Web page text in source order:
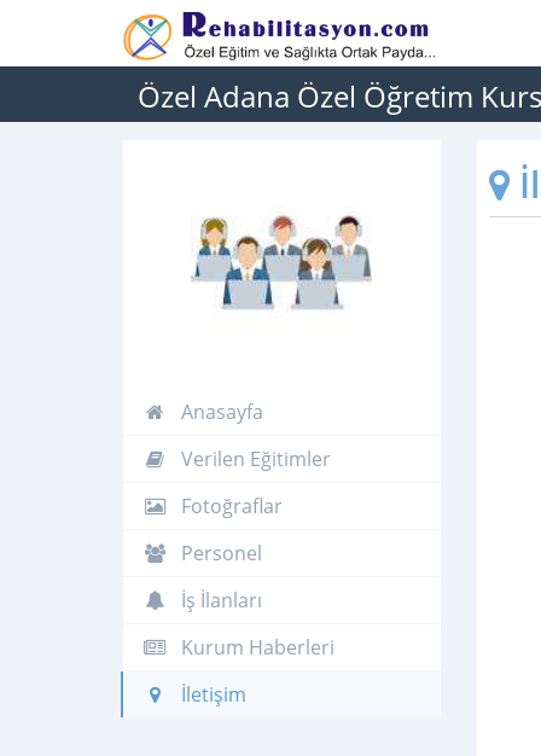
Özel Adana Özel Öğretim
Anasayfa
Verilen Eğitimler
Fotoğraflar
Personel
İş İlanları
Kurum Haberleri
İletişim